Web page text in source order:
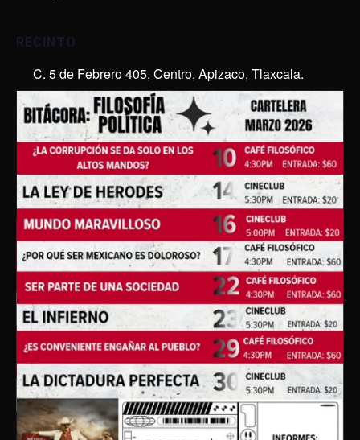
RECINTO
C. 5 de Febrero 405, Centro, Apizaco, Tlaxcala.